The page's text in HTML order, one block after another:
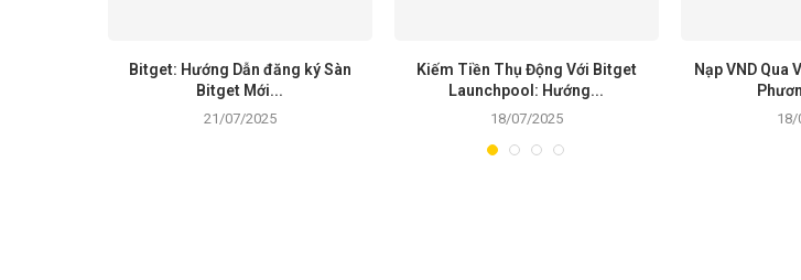
Bitget: Hướng Dẫn đăng ký Sàn
Bitget Mới...
21/07/2025
Kiếm Tiền Thụ Động Với Bitget
Launchpool: Hướng...
18/07/2025
Nạp VND Qua
18/